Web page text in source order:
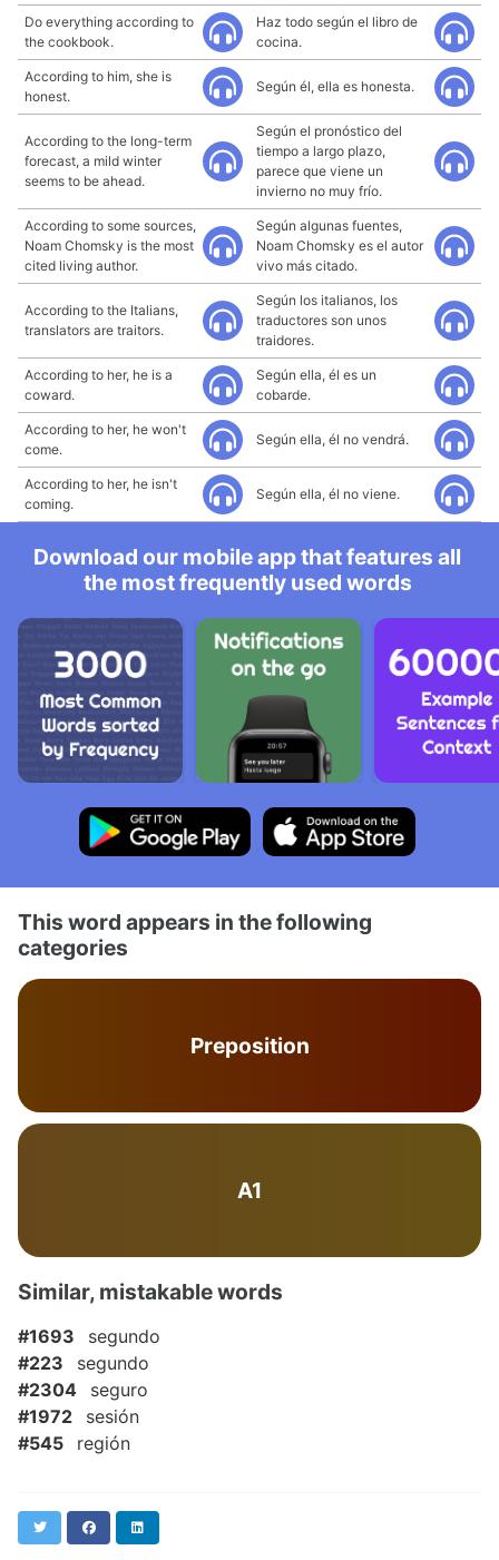
Do everything according to
the cookbook.
Haz todo según el libro de
cocina.
According to him, she is
honest.
Según él, ella es honesta.
According to the long-term
forecast, a mild winter
seems to be ahead.
Según el pronóstico del
tiempo a largo plazo,
parece que viene un
invierno no muy frío.
According to some sources,
Noam Chomsky is the most
cited living author.
Según algunas fuentes,
Noam Chomsky es el autor
vivo más citado.
According to the Italians,
translators are traitors.
Según los italianos, los
traductores son unos
traidores.
According to her, he is a
coward.
Según ella, él es un
cobarde.
According to her, he won't
come.
Según ella, él no vendrá.
According to her, he isn't
coming.
Según ella, él no viene.
Download our mobile app that features all
the most frequently used words
This word appears in the following
categories
Preposition
A1
Similar, mistakable words
#1693
segundo
#223
segundo
#2304
seguro
#1972
sesión
#545
región
Twitter Facebook